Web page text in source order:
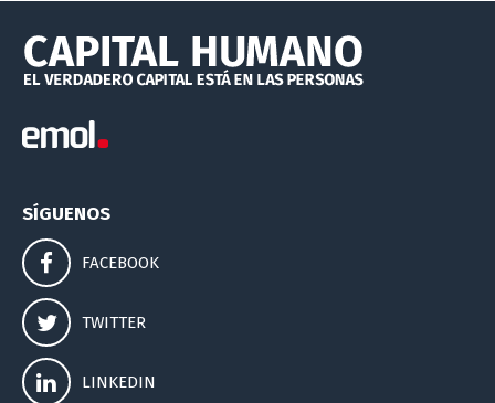
SÍGUENOS
FACEBOOK
TWITTER
LINKEDIN